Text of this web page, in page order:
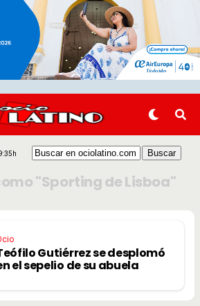
"Sporting de Lisboa"
Gutiérrez se desplomó
el sepelio de su abuela